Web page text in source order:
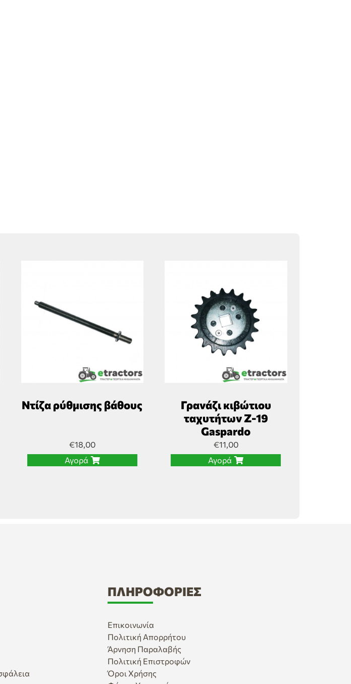
Ντίζα ρύθμισης βάθους
€18,00
Αγορά
Γρανάζι κιβώτιου
ταχυτήτων Ζ-19
Gaspardo
€11,00
Αγορά
ΠΛΗΡΟΦΟΡΊΕΣ
Επικοινωνία
Πολιτική Απορρήτου
Άρνηση Παραλαβής
Πολιτική Επιστροφών
Όροι Χρήσης